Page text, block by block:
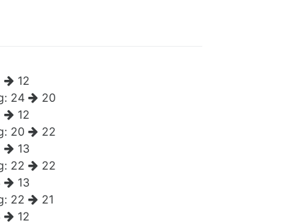
12
24
20
12
20
22
13
22
22
13
22
21
12